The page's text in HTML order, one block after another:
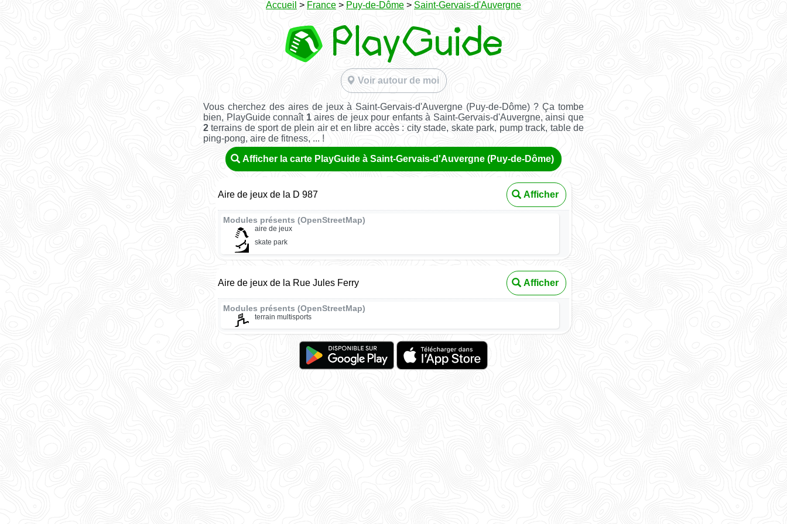
Accueil > France > Puy-de-Dôme > Saint-Gervais-d'Auvergne
Voir autour de moi
Vous cherchez des aires de jeux à Saint-Gervais-d'Auvergne (Puy-de-Dôme) ? Ça tombe
bien, PlayGuide connaît 1aires de jeux pour enfants à Saint-Gervais-d'Auvergne, ainsi que
2 terrains de sport de plein air et en libre accès : city stade, skate park, pump track, table de
ping-pong, aire de fitness, ... !
Afficher la carte PlayGuide à Saint-Gervais-d'Auvergne (Puy-de-Dôme)
Aire de jeux de la D 987 Afficher
Modules présents (OpenStreetMap)
aire de jeux
skate park
Aire de jeux de la Rue Jules Ferry Afficher
Modules présents (OpenStreetMap)
terrain multisports